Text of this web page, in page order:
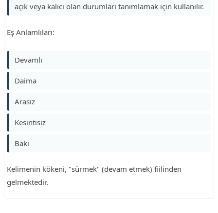
açık veya kalıcı olan durumları tanımlamak için kullanılır.
Eş Anlamlıları:
Devamlı
Daima
Arasız
Kesintisiz
Baki
Kelimenin kökeni, "sürmek" (devam etmek) fiilinden
gelmektedir.